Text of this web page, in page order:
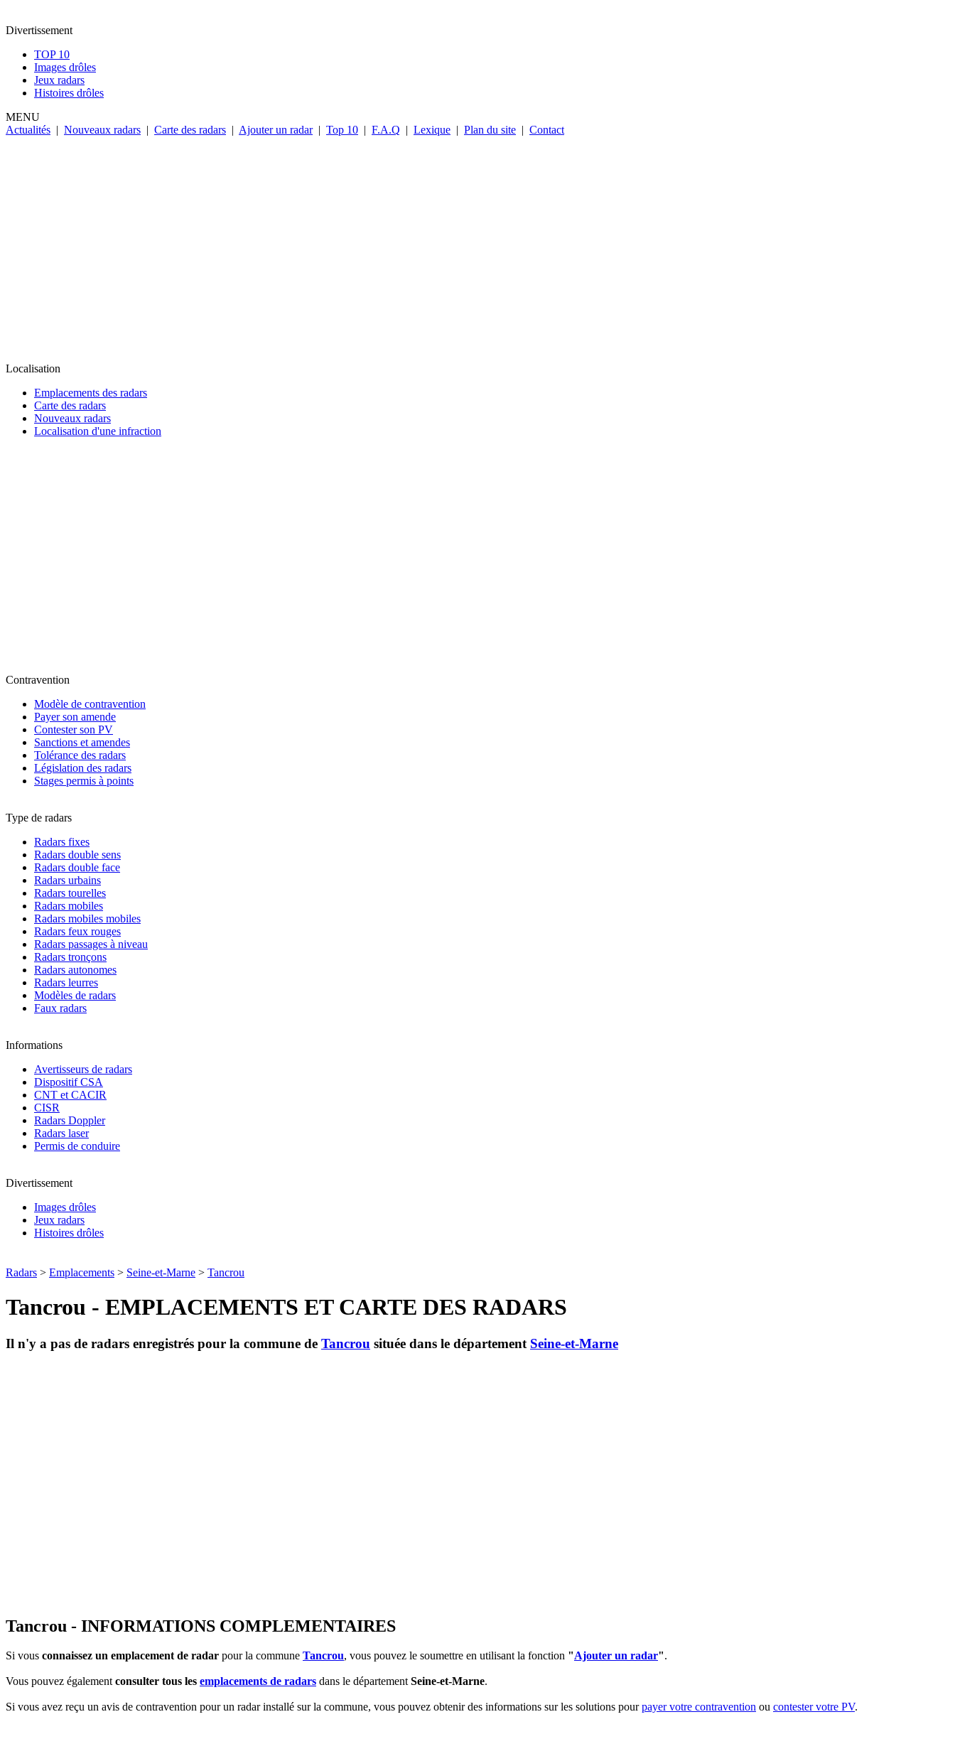
Divertissement
TOP 10
Images drôles
Jeux radars
Histoires drôles
MENU
Actualités | Nouveaux radars | Carte des radars | Ajouter un radar | Top 10 | F.A.Q | Lexique | Plan du site | Contact
Localisation
Emplacements des radars
Carte des radars
Nouveaux radars
Localisation d'une infraction
Contravention
Modèle de contravention
Payer son amende
Contester son PV
Sanctions et amendes
Tolérance des radars
Législation des radars
Stages permis à points
Type de radars
Radars fixes
Radars double sens
Radars double face
Radars urbains
Radars tourelles
Radars mobiles
Radars mobiles mobiles
Radars feux rouges
Radars passages à niveau
Radars tronçons
Radars autonomes
Radars leurres
Modèles de radars
Faux radars
Informations
Avertisseurs de radars
Dispositif CSA
CNT et CACIR
CISR
Radars Doppler
Radars laser
Permis de conduire
Divertissement
Images drôles
Jeux radars
Histoires drôles
Radars > Emplacements > Seine-et-Marne > Tancrou
Tancrou - EMPLACEMENTS ET CARTE DES RADARS
Il n'y a pas de radars enregistrés pour la commune de Tancrou située dans le département Seine-et-Marne
Tancrou - INFORMATIONS COMPLEMENTAIRES
Si vous connaissez un emplacement de radar pour la commune Tancrou, vous pouvez le soumettre en utilisant la fonction "Ajouter un radar".
Vous pouvez égalementconsulter tous les emplacements de radars dans le départementSeine-et-Marne.
Si vous avez reçu un avis de contravention pour un radar installé sur la commune, vous pouvez obtenir des informations sur les solutions pourpayer votre contravention ou contester votre PV.